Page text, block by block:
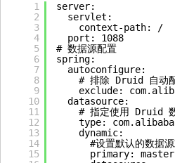
1
2
3
4
5
6
7
8
9
10
11
12
13
14
15
server:
servlet:
context-path: /
port: 1088
# 数据源配置
spring:
autoconfigure:
# 排除 Druid 自动
exclude:
datasource:
# 指定使用 Druid
type:
dynamic:
#设置默认的数据
primary: master